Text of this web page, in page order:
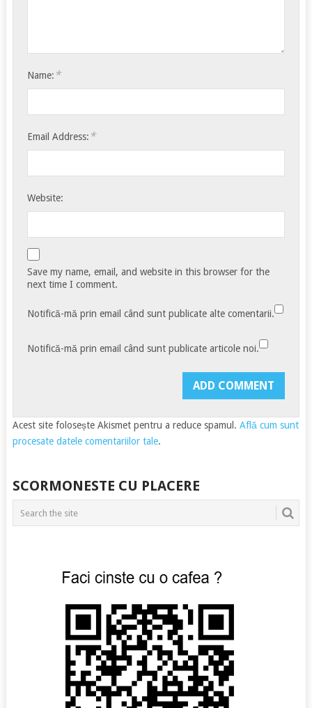
Name: *
Email Address: *
Website:
Save my name, email, and website in this browser for the
next time I comment.
Notifică-mă prin email când sunt publicate alte comentarii.
Notifică-mă prin email când sunt publicate articole noi.
Acest site folosește Akismet pentru a reduce spamul. Află cum sunt
procesate datele comentariilor tale.
SCORMONESTE CU PLACERE